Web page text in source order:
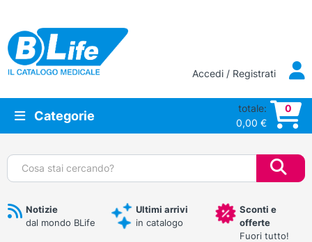
Vai al contenuto principale
Accedi / Registrati
Categorie
totale:
0,00 €
0
Cerca:
Notizie
dal mondo BLife
Ultimi arrivi
in catalogo
Sconti e
offerte
Fuori tutto!